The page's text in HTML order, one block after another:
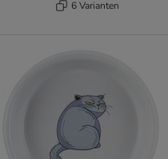
6 Varianten